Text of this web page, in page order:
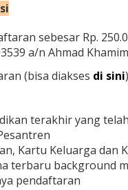
sebesar Rp.
a/n Ahmad
(bisa diakses di sini
terakhir yang
Kartu Keluarga dan
terbaru background
pendaftaran